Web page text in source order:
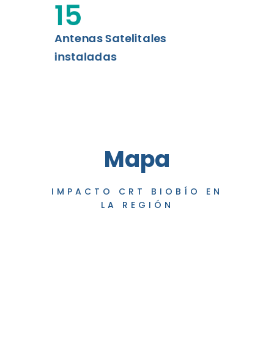
Antenas Satelitales
instaladas
15
Mapa
IMPACTO CRT BIOBÍO EN
LA REGIÓN